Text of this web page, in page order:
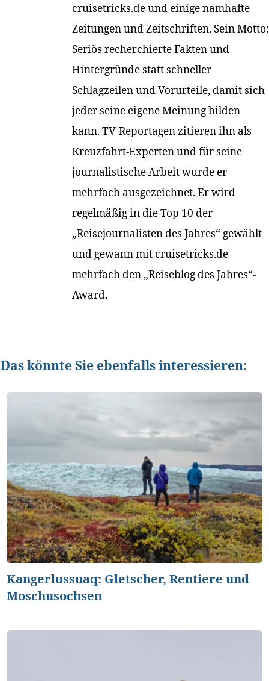
cruisetricks.de und einige namhafte
Zeitungen und Zeitschriften. Sein Motto:
Seriös recherchierte Fakten und
Hintergründe statt schneller
Schlagzeilen und Vorurteile, damit sich
jeder seine eigene Meinung bilden
kann. TV-Reportagen zitieren ihn als
Kreuzfahrt-Experten und für seine
journalistische Arbeit wurde er
mehrfach ausgezeichnet. Er wird
regelmäßig in die Top 10 der
„Reisejournalisten des Jahres“ gewählt
und gewann mit cruisetricks.de
mehrfach den „Reiseblog des Jahres“-
Award.
Das könnte Sie ebenfalls interessieren:
Kangerlussuaq: Gletscher, Rentiere und
Moschusochsen